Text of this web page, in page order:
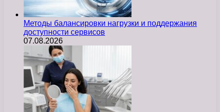
Методы балансировки нагрузки и поддержания
доступности сервисов
07.08.2026